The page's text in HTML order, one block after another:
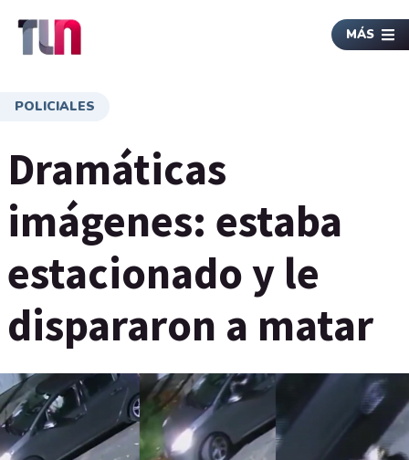
MÁS
POLICIALES
Dramáticas
imágenes: estaba
estacionado y le
dispararon a matar